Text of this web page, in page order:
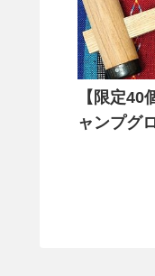
【限定
ャンプグ